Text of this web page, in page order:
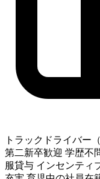
トラックドライバー
第二新卒歓迎 学歴不
服貸与 インセンティ